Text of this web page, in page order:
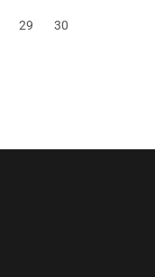
29 30